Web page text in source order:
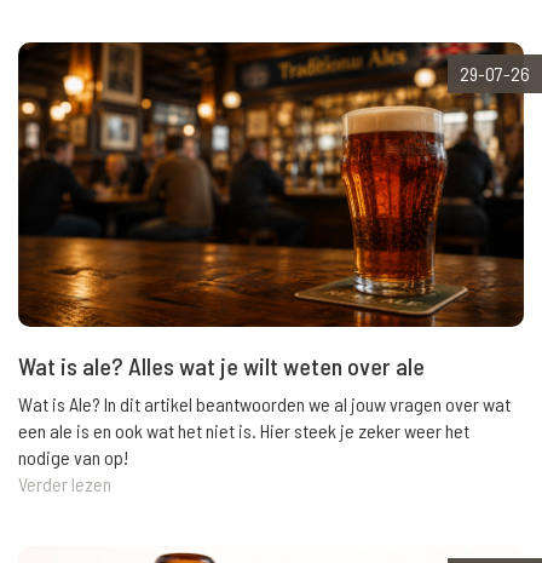
29-07-26
Wat is ale? Alles wat je wilt weten over ale
Wat is Ale? In dit artikel beantwoorden we al jouw vragen over wat
een ale is en ook wat het niet is. Hier steek je zeker weer het
nodige van op!
Verder lezen